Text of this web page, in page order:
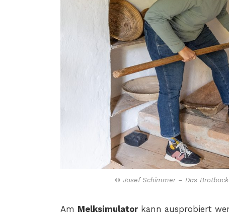
© Josef Schimmer – Das
Am Melksimulatorkann ausprobiert